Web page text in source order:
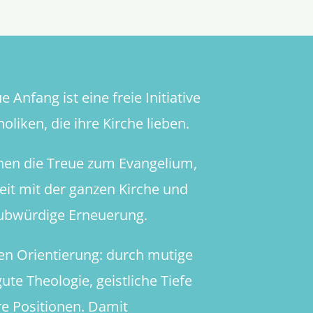
Anfang ist eine freie Initiative
die ihre Kirche lieben.
die Treue zum Evangelium,
mit der ganzen Kirche und
Erneuerung.
Orientierung: durch mutige
Theologie, geistliche Tiefe
Positionen. Damit